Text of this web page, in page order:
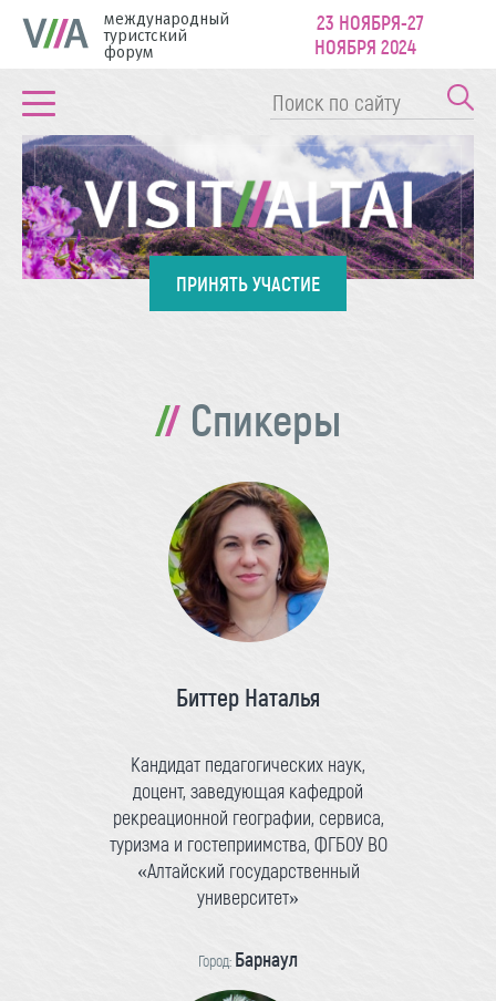
международный
туристский
форум
23 НОЯБРЯ-27
НОЯБРЯ 2024
ПРИНЯТЬ УЧАСТИЕ
Спикеры
Биттер Наталья
Кандидат педагогических наук,
доцент, заведующая кафедрой
рекреационной географии, сервиса,
туризма и гостеприимства, ФГБОУ ВО
«Алтайский государственный
университет»
Город: Барнаул